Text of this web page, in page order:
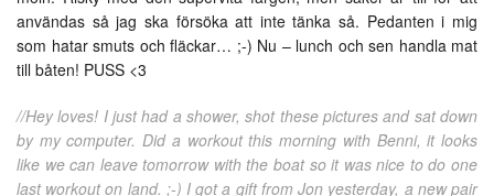
användas så jag ska försöka att inte tänka så. Pedanten i mig
som hatar smuts och fläckar… ;-) Nu – lunch och sen handla mat
till båten! PUSS <3
//Hey loves! I just had a shower, shot these pictures and sat down
by my computer. Did a workout this morning with Benni, it looks
like we can leave tomorrow with the boat so it was nice to do one
last workout on land. ;-) I got a gift from Jon yesterday, a new pair